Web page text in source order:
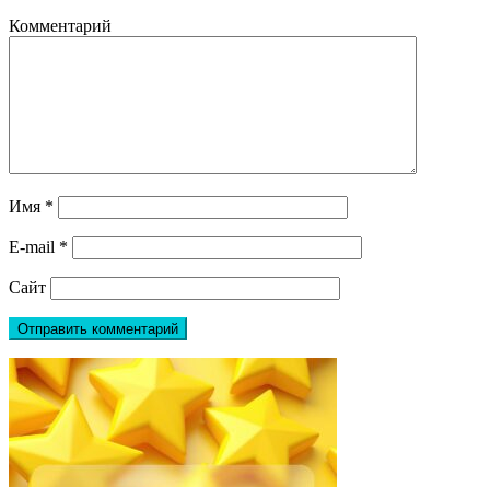
Комментарий
Имя *
E-mail *
Сайт